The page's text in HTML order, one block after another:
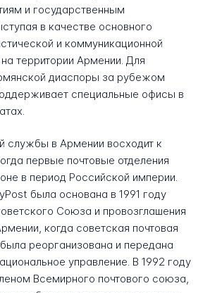
и государственным
в качестве основного
и коммуникационной
территории Армении. Для
диаспоры за рубежом
специальные офисы в
службы в Армении восходит к
первые почтовые отделения
в период Российской империи.
была основана в 1991 году
Союза и провозглашения
когда советская почтовая
реорганизована и передана
управление. В 1992 году
Всемирного почтового союза,